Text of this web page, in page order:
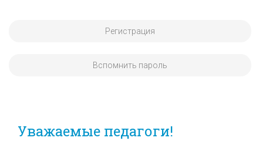
Регистрация
Вспомнить пароль
Уважаемые педагоги!